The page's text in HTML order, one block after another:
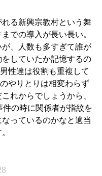
る新興宗教村という舞
での導入が長い長い。
、人数も多すぎて誰が
していたか記憶するの
性達は役割も重複して
やりとりは相変わらず
れからでしょうから、
の時に関係者が指紋を
っているのかなと適当